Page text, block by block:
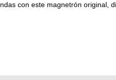
con este magnetrón original,
reemplazar piezas defectuosas y
modelo MM20FBH.